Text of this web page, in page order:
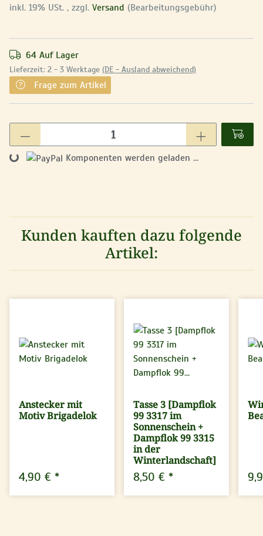
inkl. 19% USt. , zzgl. Versand (Bearbeitungsgebühr)
64 Auf Lager
Lieferzeit: 2 - 3 Werktage (DE - Ausland abweichend)
Frage zum Artikel
Loading... Komponenten werden geladen ...
Kunden kauften dazu folgende
Artikel:
Anstecker mit
Motiv Brigadelok
4,90 € *
Tasse 3 [Dampflok
99 3317 im
Sonnenschein +
Dampflok 99 3315
in der
Winterlandschaft]
8,50 € *